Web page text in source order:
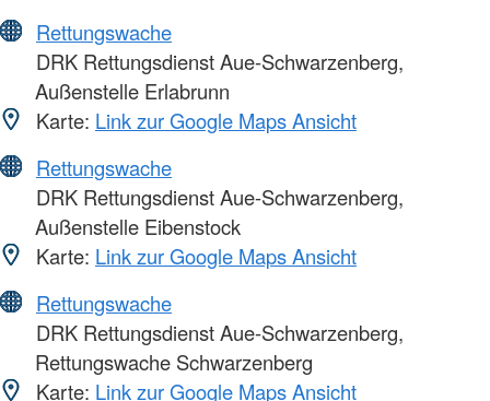
Rettungswache
DRK Rettungsdienst Aue-Schwarzenberg,
Außenstelle Erlabrunn
Karte: Link zur Google Maps Ansicht
Rettungswache
DRK Rettungsdienst Aue-Schwarzenberg,
Außenstelle Eibenstock
Karte: Link zur Google Maps Ansicht
Rettungswache
DRK Rettungsdienst Aue-Schwarzenberg,
Rettungswache Schwarzenberg
Karte: Link zur Google Maps Ansicht